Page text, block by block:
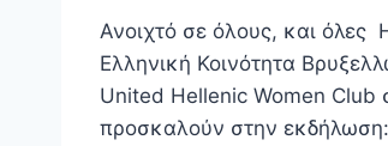
Ανοιχτό σε όλους, και όλες
Ελληνική Κοινότητα
United Hellenic Women Club
προσκαλούν στην εκδήλωση: